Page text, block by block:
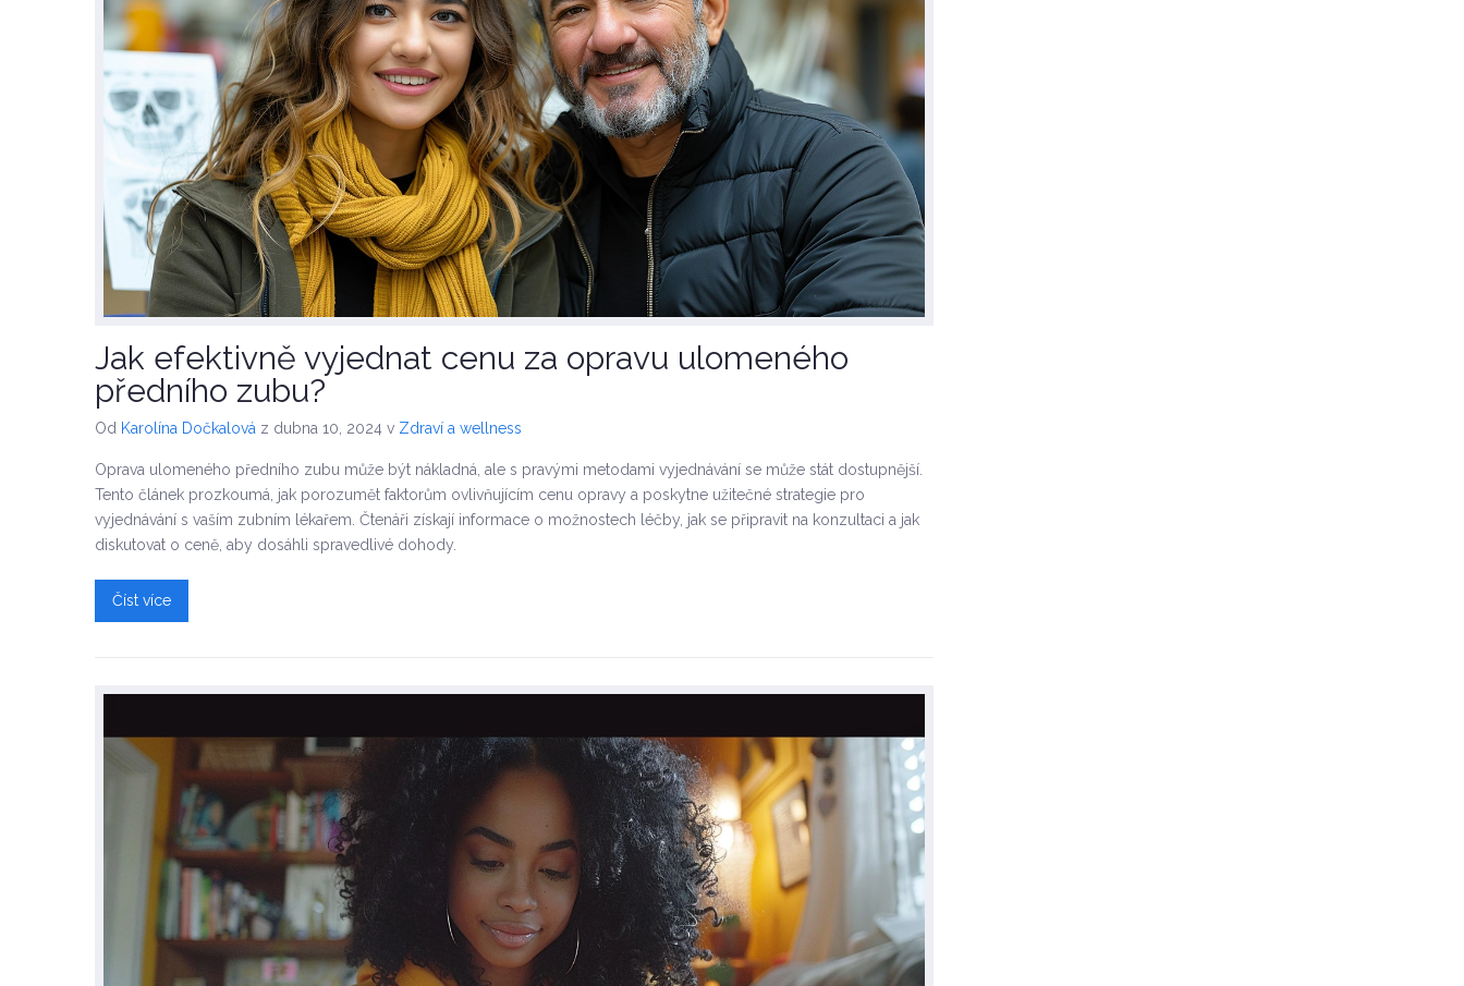
Jak efektivně vyjednat cenu za opravu ulomeného
předního zubu?
Od Karolína Dočkalová z dubna 10, 2024 v Zdraví a wellness
Oprava ulomeného předního zubu může být nákladná, ale s pravými metodami vyjednávání se může stát dostupnější.
Tento článek prozkoumá, jak porozumět faktorům ovlivňujícím cenu opravy a poskytne užitečné strategie pro
vyjednávání s vaším zubním lékařem. Čtenáři získají informace o možnostech léčby, jak se připravit na konzultaci a jak
diskutovat o ceně, aby dosáhli spravedlivé dohody.
Číst více